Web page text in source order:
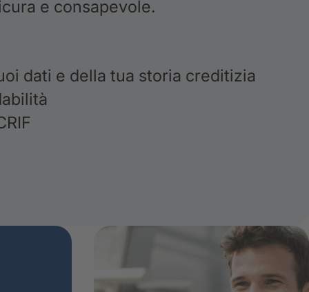
e consapevole.
dati e della tua storia creditizia